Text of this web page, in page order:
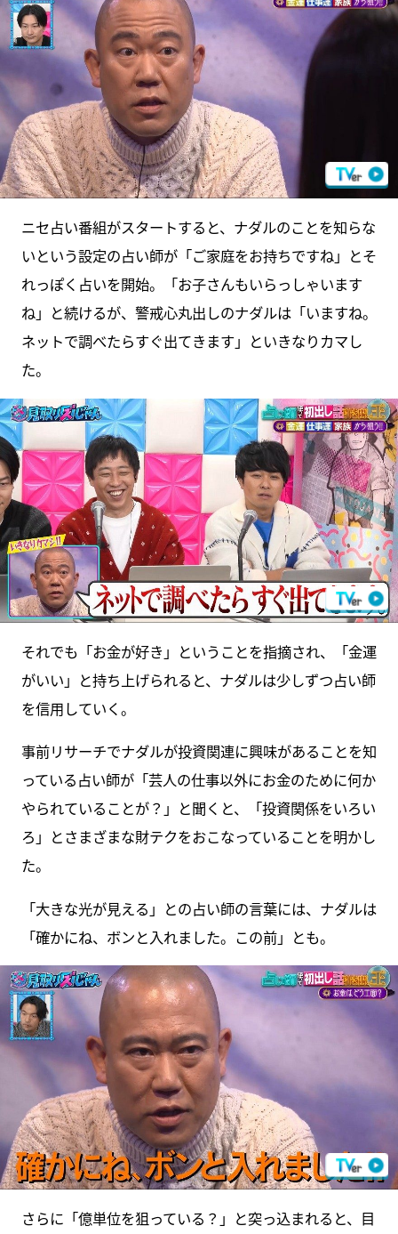
ニセ占い番組がスタートすると、ナダルのことを知らな
いという設定の占い師が「ご家庭をお持ちですね」とそ
れっぽく占いを開始。「お子さんもいらっしゃいます
ね」と続けるが、警戒心丸出しのナダルは「いますね。
ネットで調べたらすぐ出てきます」といきなりカマし
た。
それでも「お金が好き」ということを指摘され、「金運
がいい」と持ち上げられると、ナダルは少しずつ占い師
を信用していく。
事前リサーチでナダルが投資関連に興味があることを知
っている占い師が「芸人の仕事以外にお金のために何か
やられていることが？」と聞くと、「投資関係をいろい
ろ」とさまざまな財テクをおこなっていることを明かし
た。
「大きな光が見える」との占い師の言葉には、ナダルは
「確かにね、ボンと入れました。この前」とも。
さらに「億単位を狙っている？」と突っ込まれると、目